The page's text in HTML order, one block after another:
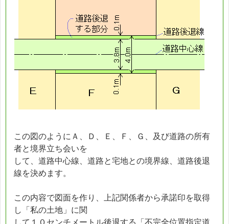
この図のようにＡ、Ｄ、Ｅ、Ｆ、Ｇ、及び道路の所有
者と境界立ち会いを
して、道路中心線、道路と宅地との境界線、道路後退
線を決めます。
この内容で図面を作り、上記関係者から承諾印を取得
し「私の土地」に関
して１０センチメートル後退する「不完全位置指定道